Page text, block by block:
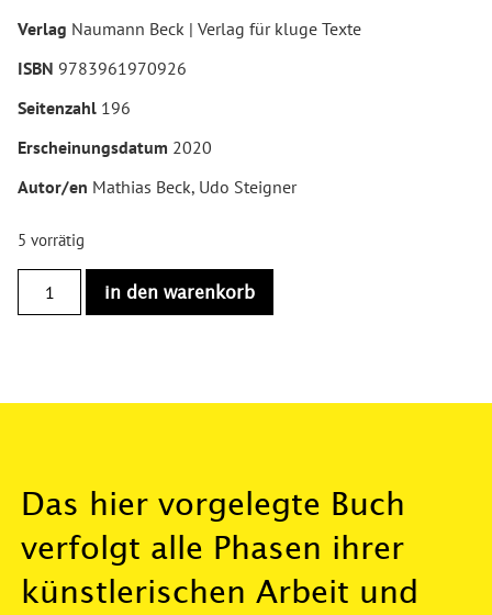
Verlag Naumann Beck | Verlag für kluge Texte
ISBN 9783961970926
Seitenzahl 196
Erscheinungsdatum 2020
Autor/en Mathias Beck, Udo Steigner
5 vorrätig
in den warenkorb
Das hier vorgelegte Buch
verfolgt alle Phasen ihrer
künstlerischen Arbeit und